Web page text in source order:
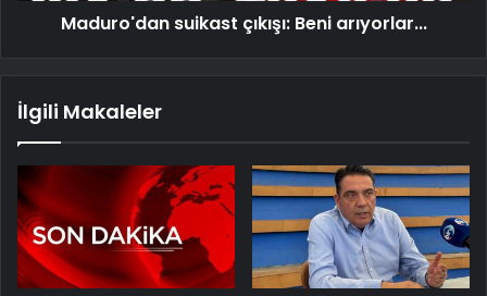
Maduro'dan suikast çıkışı: Beni arıyorlar...
İlgili Makaleler